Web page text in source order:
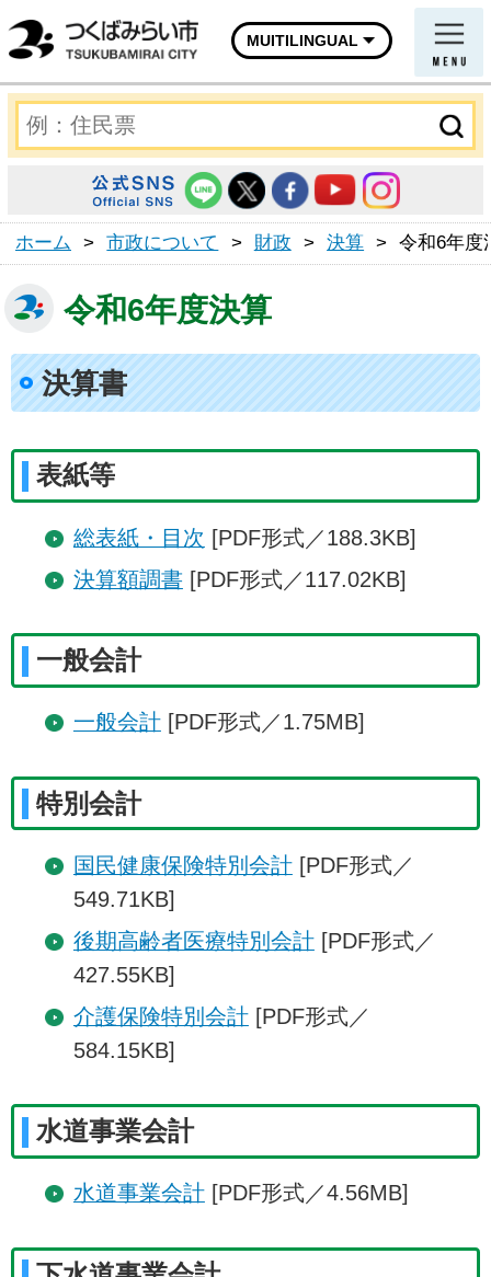
MUITILINGUAL
ホーム > 市政について > 財政 > 決算 > 令和6年度
令和6年度決算
決算書
表紙等
総表紙・目次 [PDF形式／188.3KB]
決算額調書[PDF形式／117.02KB]
一般会計
一般会計[PDF形式／1.75MB]
特別会計
国民健康保険特別会計[PDF形式／
549.71KB]
後期高齢者医療特別会計[PDF形式／
427.55KB]
介護保険特別会計[PDF形式／
584.15KB]
水道事業会計
水道事業会計[PDF形式／4.56MB]